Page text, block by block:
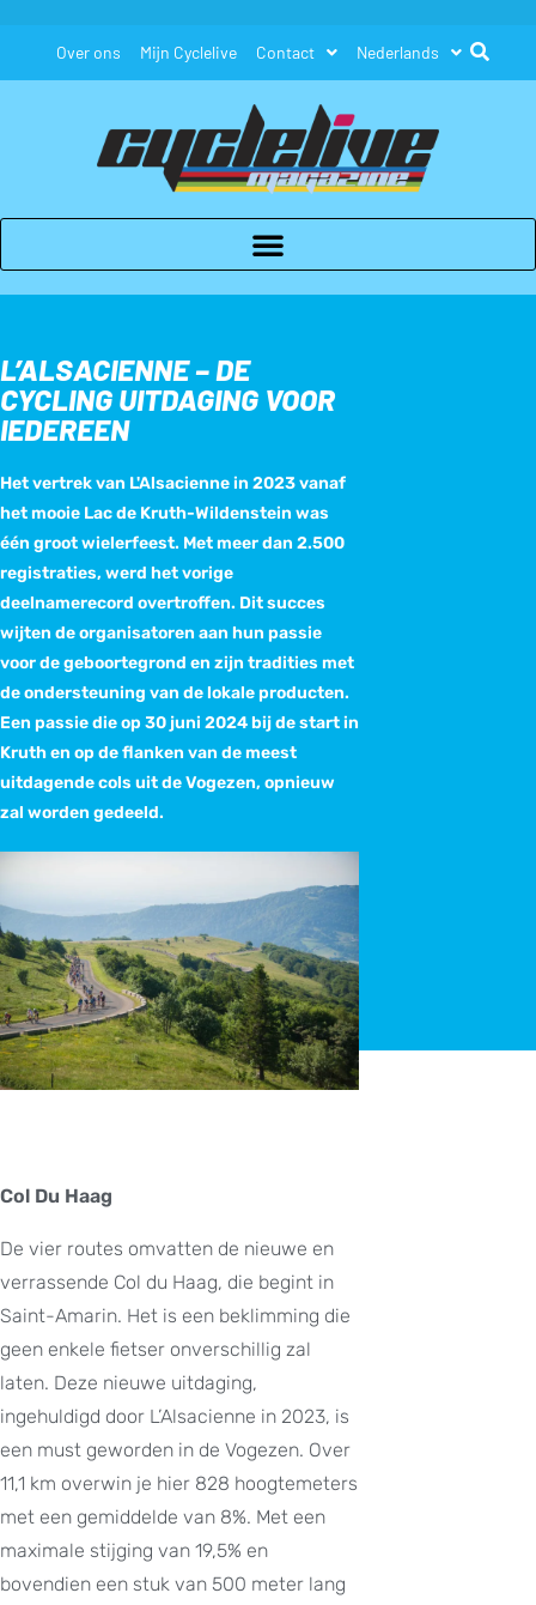
Over ons Mijn Cyclelive Contact Nederlands
L’ALSACIENNE – DE
CYCLING UITDAGING VOOR
IEDEREEN
Het vertrek van L'Alsacienne in 2023 vanaf
het mooie Lac de Kruth-Wildenstein was
één groot wielerfeest. Met meer dan 2.500
registraties, werd het vorige
deelnamerecord overtroffen. Dit succes
wijten de organisatoren aan hun passie
voor de geboortegrond en zijn tradities met
de ondersteuning van de lokale producten.
Een passie die op 30 juni 2024 bij de start in
Kruth en op de flanken van de meest
uitdagende cols uit de Vogezen, opnieuw
zal worden gedeeld.
Col Du Haag
De vier routes omvatten de nieuwe en
verrassende Col du Haag, die begint in
Saint-Amarin. Het is een beklimming die
geen enkele fietser onverschillig zal
laten. Deze nieuwe uitdaging,
ingehuldigd door L’Alsacienne in 2023, is
een must geworden in de Vogezen. Over
11,1 km overwin je hier 828 hoogtemeters
met een gemiddelde van 8%. Met een
maximale stijging van 19,5% en
bovendien een stuk van 500 meter lang